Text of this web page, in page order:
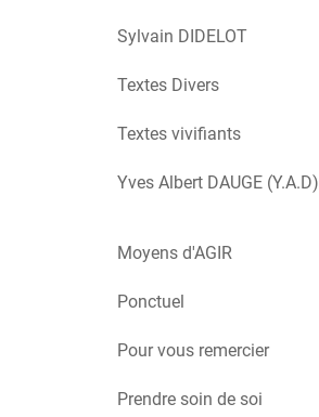
Sylvain DIDELOT
Textes Divers
Textes vivifiants
Yves Albert DAUGE (Y.A.D)
Moyens d'AGIR
Ponctuel
Pour vous remercier
Prendre soin de soi